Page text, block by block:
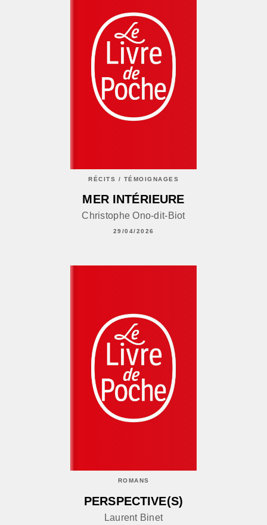
RÉCITS / TÉMOIGNAGES
MER INTÉRIEURE
Christophe Ono-dit-Biot
29/04/2026
ROMANS
PERSPECTIVE(S)
Laurent Binet